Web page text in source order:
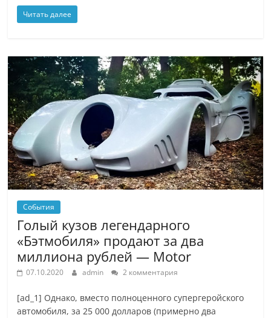
Читать далее
События
Голый кузов легендарного
«Бэтмобиля» продают за два
миллиона рублей — Motor
07.10.2020 admin 2 комментария
[ad_1] Однако, вместо полноценного супергеройского
автомобиля, за 25 000 долларов (примерно два